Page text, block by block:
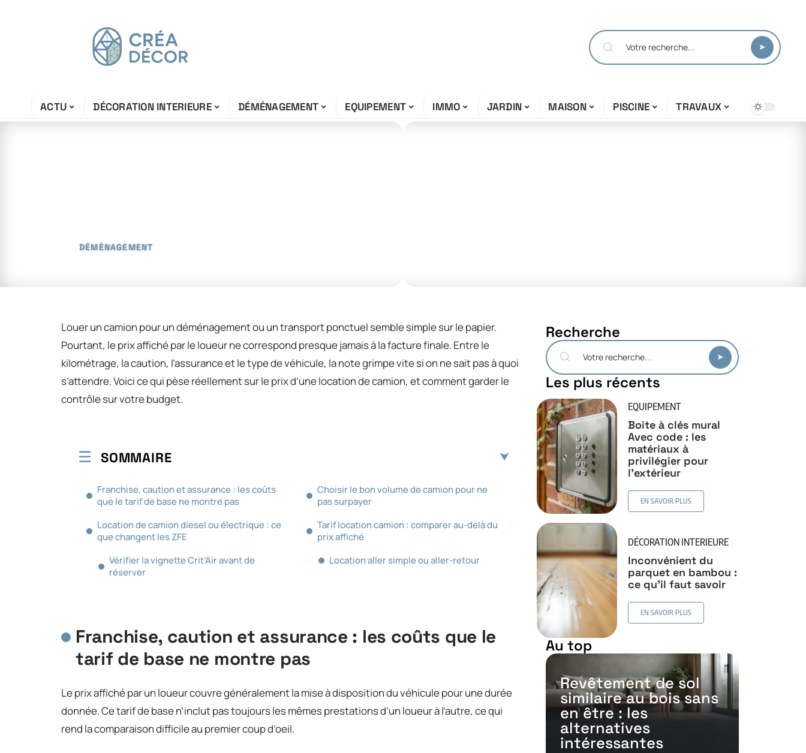
ACTU DÉCORATION INTERIEURE DÉMÉNAGEMENT EQUIPEMENT IMMO JARDIN MAISON PISCINE TRAVAUX
DÉMÉNAGEMENT
Louer un camion pour un déménagement ou un transport ponctuel semble simple sur le papier.
Pourtant, le prix affiché par le loueur ne correspond presque jamais à la facture finale. Entre le
kilométrage, la caution, l’assurance et le type de véhicule, la note grimpe vite si on ne sait pas à quoi
s’attendre. Voici ce qui pèse réellement sur le prix d’une location de camion, et comment garder le
contrôle sur votre budget.
SOMMAIRE
Franchise, caution et assurance : les coûts
que le tarif de base ne montre pas
Location de camion diesel ou électrique : ce
que changent les ZFE
Vérifier la vignette Crit’Air avant de
réserver
Choisir le bon volume de camion pour ne
pas surpayer
Tarif location camion : comparer au-delà du
prix affiché
Location aller simple ou aller-retour
Franchise, caution et assurance : les coûts que le
tarif de base ne montre pas
Le prix affiché par un loueur couvre généralement la mise à disposition du véhicule pour une durée
donnée. Ce tarif de base n’inclut pas toujours les mêmes prestations d’un loueur à l’autre, ce qui
rend la comparaison difficile au premier coup d’oeil.
Recherche
Les plus récents
EQUIPEMENT
Boite à clés mural
Avec code : les
matériaux à
privilégier pour
l’extérieur
EN SAVOIR PLUS
DÉCORATION INTERIEURE
Inconvénient du
parquet en bambou :
ce qu’il faut savoir
EN SAVOIR PLUS
Au top
Revêtement de sol
similaire au bois sans
en être : les
alternatives
intéressantes